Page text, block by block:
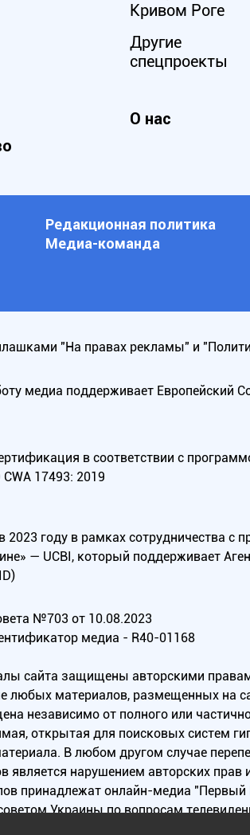
Кривом Роге
Другие
спецпроекты
О нас
Редакционная политика
Медиа-команда
"На правах рекламы" и
медиа поддерживает Европейский
в соответствии с
17493: 2019
2023 году в рамках сотрудничества с
— UCBI, который поддерживает
№703 от 10.08.2023
медиа - R40-01168
сайта защищены авторскими
любых материалов, размещенных на
независимо от полного или
открытая для поисковых систем
В любом другом случае
является нарушением авторских прав
принадлежат онлайн-медиа
Украины по вопросам